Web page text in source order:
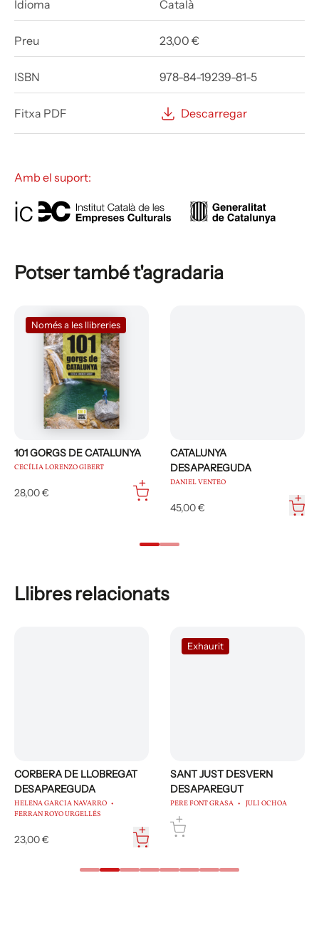
Idioma Català
Preu 23,00 €
ISBN 978-84-19239-81-5
Fitxa PDF Descarregar
Amb el suport:
Potser també t'agradaria
Només a les llibreries
101 GORGS DE CATALUNYA
CECÍLIA LORENZO GIBERT
28,00 €
CATALUNYA
DESAPAREGUDA
DANIEL VENTEO
45,00 €
Llibres relacionats
CORBERA DE LLOBREGAT
DESAPAREGUDA
HELENA GARCIA NAVARRO
FERRAN ROYO URGELLÉS
23,00 €
Exhaurit
SANT JUST DESVERN
DESAPAREGUT
PERE FONT GRASA JULI OCHOA